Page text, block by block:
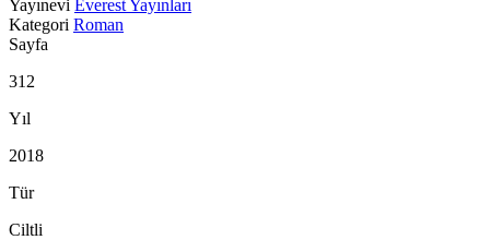
Yayınevi Everest Yayınları
Kategori Roman
Sayfa
312
Yıl
2018
Tür
Ciltli